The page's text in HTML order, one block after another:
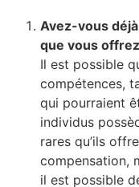
Avez-vous
que vous
Il est possible
compétences,
qui pourraient
individus
rares qu’ils
compensation,
il est possible